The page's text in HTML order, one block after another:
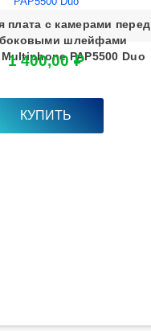
плата с камерами перед
шлейфами
PAP5500 Duo
1 400,00 ₽
КУПИТЬ